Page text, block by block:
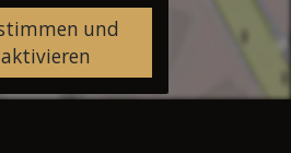
und
aktivieren